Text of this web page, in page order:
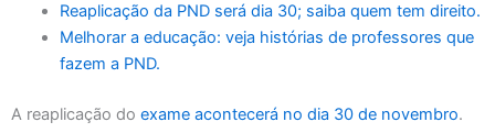
Reaplicação da PND será dia 30; saiba quem tem direito.
Melhorar a educação: veja histórias de professores que
fazem a PND.
A reaplicação do exame acontecerá no dia 30 de novembro.